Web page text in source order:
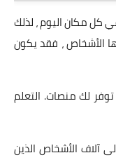
كل مكان اليوم ، لذلك
الأشخاص ، فقد يكون
توفر لك منصات. التعلم
آلاف الأشخاص الذين